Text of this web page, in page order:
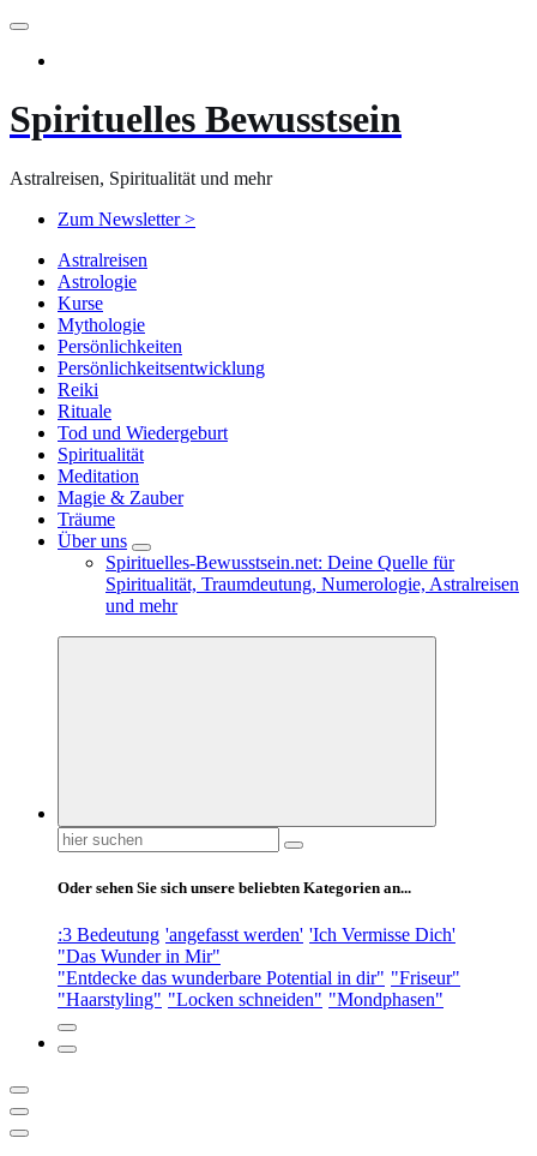
Zum
springen
Spirituelles Bewusstsein
Astralreisen, Spiritualität und mehr
Zum Newsletter >
Astralreisen
Astrologie
Kurse
Mythologie
Persönlichkeiten
Persönlichkeitsentwicklung
Reiki
Rituale
Tod und Wiedergeburt
Spiritualität
Meditation
Magie & Zauber
Träume
Über uns
Spirituelles-Bewusstsein.net: Deine Quelle für
Spiritualität, Traumdeutung, Numerologie, Astralreisen
und mehr
Suchen
nach:
Oder sehen Sie sich unsere beliebten Kategorien an...
:3 Bedeutung 'angefasst werden' 'Ich Vermisse Dich'
"Das Wunder in Mir"
"Entdecke das wunderbare Potential in dir" "Friseur"
"Haarstyling" "Locken schneiden" "Mondphasen"